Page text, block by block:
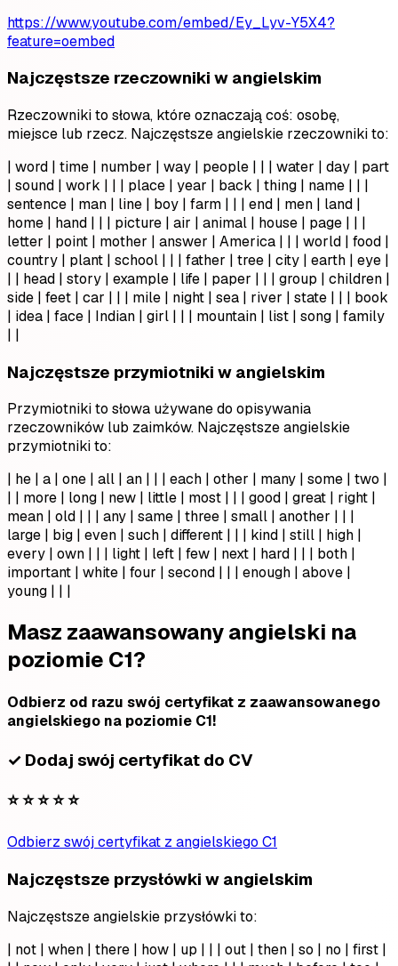
https://www.youtube.com/embed/Ey_Lyv-Y5X4?
feature=oembed
Najczęstsze rzeczowniki w angielskim
Rzeczowniki to słowa, które oznaczają coś: osobę,
miejsce lub rzecz. Najczęstsze angielskie rzeczowniki to:
| word | time | number | way | people | | | water | day | part
| sound | work | | | place | year | back | thing | name | | |
sentence | man | line | boy | farm | | | end | men | land |
home | hand | | | picture | air | animal | house | page | | |
letter | point | mother | answer | America | | | world | food |
country | plant | school | | | father | tree | city | earth | eye |
| | head | story | example | life | paper | | | group | children |
side | feet | car | | | mile | night | sea | river | state | | | book
| idea | face | Indian | girl | | | mountain | list | song | family
| |
Najczęstsze przymiotniki w angielskim
Przymiotniki to słowa używane do opisywania
rzeczowników lub zaimków. Najczęstsze angielskie
przymiotniki to:
| he | a | one | all | an | | | each | other | many | some | two |
| | more | long | new | little | most | | | good | great | right |
mean | old | | | any | same | three | small | another | | |
large | big | even | such | different | | | kind | still | high |
every | own | | | light | left | few | next | hard | | | both |
important | white | four | second | | | enough | above |
young | | |
Masz zaawansowany angielski na
poziomie C1?
Odbierz od razu swój certyfikat z zaawansowanego
angielskiego na poziomie C1!
✓ Dodaj swój certyfikat do CV
⭐ ⭐ ⭐ ⭐ ⭐
Odbierz swój certyfikat z angielskiego C1
Najczęstsze przysłówki w angielskim
Najczęstsze angielskie przysłówki to:
| not | when | there | how | up | | | out | then | so | no | first |